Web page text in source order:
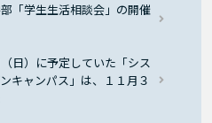
「学生生活相談会」の開催
日）に予定していた「シス
キャンパス」は、１１月３